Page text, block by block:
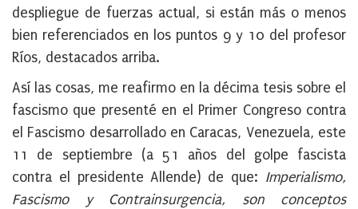
despliegue de fuerzas actual, si están más o menos
bien referenciados en los puntos 9 y 10 del profesor
Ríos, destacados arriba.
Así las cosas, me reafirmo en la décima tesis sobre el
fascismo que presenté en el Primer Congreso contra
el Fascismo desarrollado en Caracas, Venezuela, este
11 de septiembre (a 51 años del golpe fascista
contra el presidente Allende) de que: Imperialismo,
Fascismo y Contrainsurgencia, son conceptos